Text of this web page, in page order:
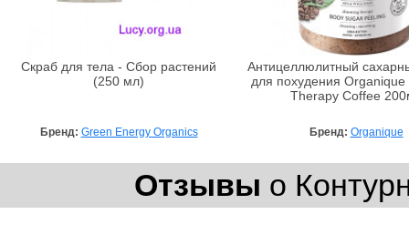
Скраб для тела - Сбор растений
(250 мл)
Бренд: Green Energy Organics
Антицеллюлитный
для похудения Organique
Therapy Coffee
Бренд: Organique
Отзывы о